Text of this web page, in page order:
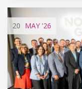
20 MAY '26